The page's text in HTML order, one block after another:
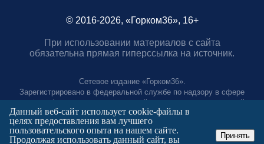
© 2016-2026, «Горком36», 16+
При использовании материалов с сайта
обязательна прямая гиперссылка на источник.
Сетевое издание «Горком36».
Зарегистрировано в федеральной службе по надзору в сфере
связи, информационных технологий и массовых коммуникаций.
Регистрационный номер ЭЛ № ФС77-88966 от 21 января 2025 г.
Учредитель: Муниципальное автономное учреждение "Агентство
городских коммуникаций"
Данный веб-сайт использует cookie-файлы в
целях предоставления вам лучшего
пользовательского опыта на нашем сайте.
Продолжая использовать данный сайт, вы
Принять